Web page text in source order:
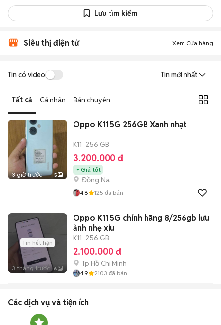
Lưu tìm kiếm
Siêu thị điện tử Xem Cửa hàng
Tin có video Tin mới nhất
Tất cả Cá nhân Bán chuyên
3 giờ trước 5
Oppo K11 5G 256GB Xanh nhạt
K11 256 GB
3.200.000 đ
Giá tốt
Đồng Nai
4.8 125 đã bán
Tin hết hạn
3 tháng trước 6
Oppo K11 5G chính hãng 8/256gb lưu
ảnh nhẹ xíu
K11 256 GB
2.100.000 đ
Tp Hồ Chí Minh
4.9 2103 đã bán
Các dịch vụ và tiện ích